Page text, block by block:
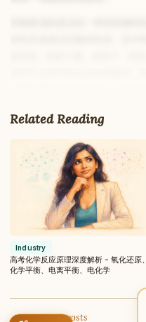
反应类型这张表更加精炼,核心就
团表和反应类型表放在一起,你就
的性质反推它含有什么官能团;
现或消失的转化链条。
这个框架之所以重要,是因为它把
的网格。掌握框架的学生,做题时
科策略阶段如果选了化学,就更要
烃类分类:从烷烃到芳香烃
烃是只由碳和氢两种元素组成的
Untitled note
Related Reading
Industry
高考化学反应原理深度解析 - 氧化还原、
化学平衡、电离平衡、电化学
← Back to all posts
Feedback Request
NAME
MESSAGE
Yang reads every